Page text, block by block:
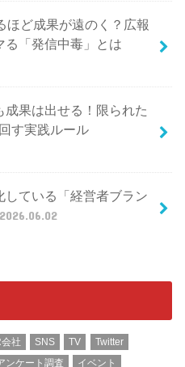
ほど成果が遠のく？広報
る「発信中毒」とは
成果は出せる！限られた
す実践ルール
している「経営者ブラン
2026.06.02
社 SNS TV
Twitter
ンケート調査
イベント